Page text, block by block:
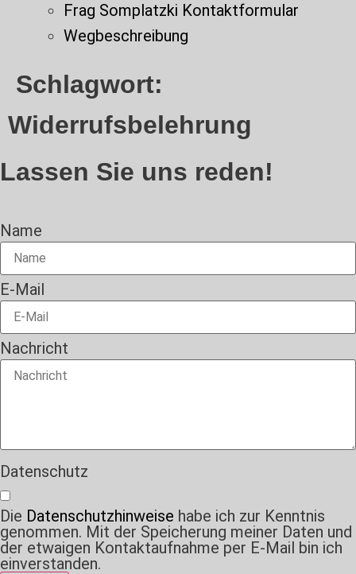
Frag Somplatzki Kontaktformular
Wegbeschreibung
Schlagwort:
Widerrufsbelehrung
Lassen Sie uns reden!
Name
E-Mail
Nachricht
Datenschutz
Die Datenschutzhinweise habe ich zur Kenntnis
genommen. Mit der Speicherung meiner Daten und
der etwaigen Kontaktaufnahme per E-Mail bin ich
einverstanden.